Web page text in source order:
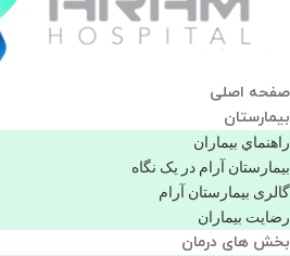
صفحه اصلی
بيمارستان
راهنماي بیماران
بیمارستان آرام در یک نگاه
گالری بیمارستان آرام
رضایت بیماران
بخش های درمان